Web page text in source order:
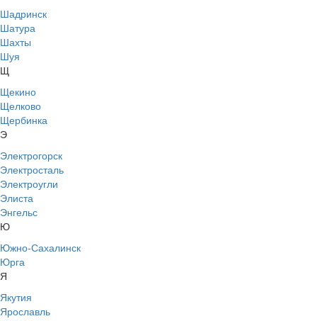
Шадринск
Шатура
Шахты
Шуя
Щ
Щекино
Щелково
Щербинка
Э
Электрогорск
Электросталь
Электроугли
Элиста
Энгельс
Ю
Южно-Сахалинск
Юрга
Я
Якутия
Ярославль